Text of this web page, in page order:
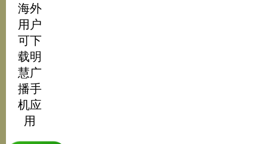
海外
用户
可下
载明
慧广
播手
机应
用